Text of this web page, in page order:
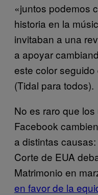
«juntos podemos
historia en la
invitaban a una
a apoyar
este color
(Tidal para todos).
No es raro que
Facebook
a distintas
Corte de EUA
Matrimonio en
en favor de la